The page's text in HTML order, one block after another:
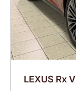
LEXUS Rx